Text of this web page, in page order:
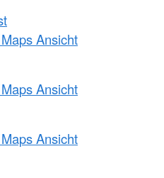
Ansicht
Ansicht
Ansicht